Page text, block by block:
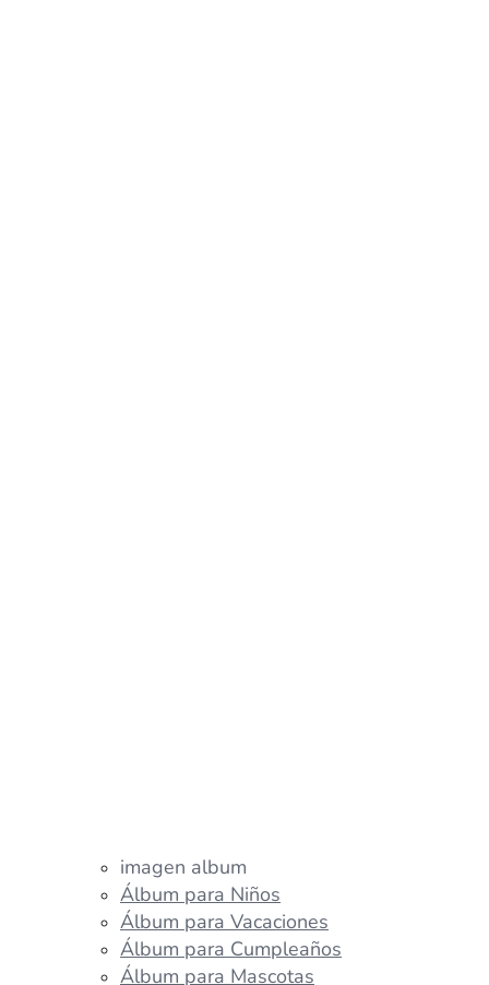
imagen album
Álbum para Niños
Álbum para Vacaciones
Álbum para Cumpleaños
Álbum para Mascotas